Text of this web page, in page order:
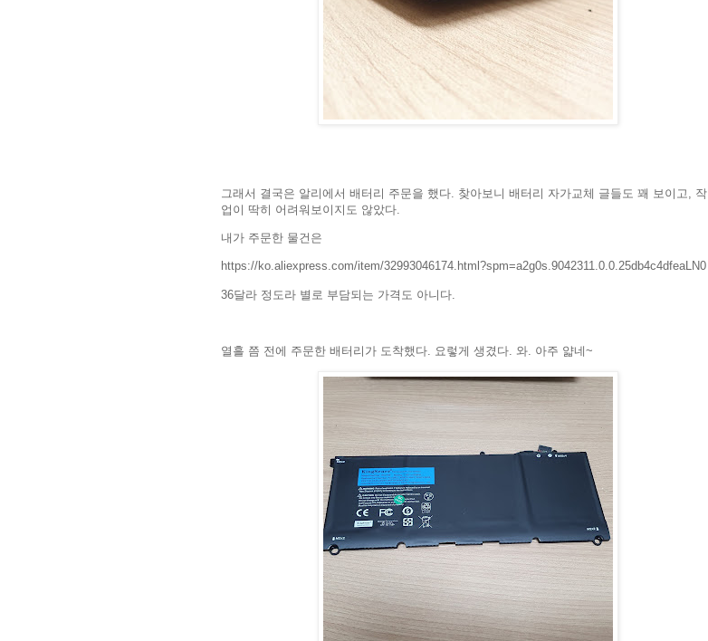
그래서 결국은 알리에서 배터리 주문을 했다. 찾아보니 배터리 자가교체 글들도 꽤 보이고, 작
업이 딱히 어려워보이지도 않았다.
내가 주문한 물건은
https://ko.aliexpress.com/item/32993046174.html?spm=a2g0s.9042311.0.0.25db4c4dfeaLN0
36달라 정도라 별로 부담되는 가격도 아니다.
열흘 쯤 전에 주문한 배터리가 도착했다. 요렇게 생겼다. 와. 아주 얇네~